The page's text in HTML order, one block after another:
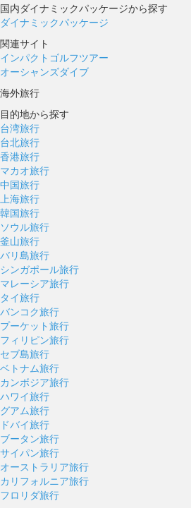
国内ダイナミックパッケージから探す
ダイナミックパッケージ
関連サイト
インパクトゴルフツアー
オーシャンズダイブ
海外旅行
目的地から探す
台湾旅行
台北旅行
香港旅行
マカオ旅行
中国旅行
上海旅行
韓国旅行
ソウル旅行
釜山旅行
バリ島旅行
シンガポール旅行
マレーシア旅行
タイ旅行
バンコク旅行
プーケット旅行
フィリピン旅行
セブ島旅行
ベトナム旅行
カンボジア旅行
ハワイ旅行
グアム旅行
ドバイ旅行
ブータン旅行
サイパン旅行
オーストラリア旅行
カリフォルニア旅行
フロリダ旅行